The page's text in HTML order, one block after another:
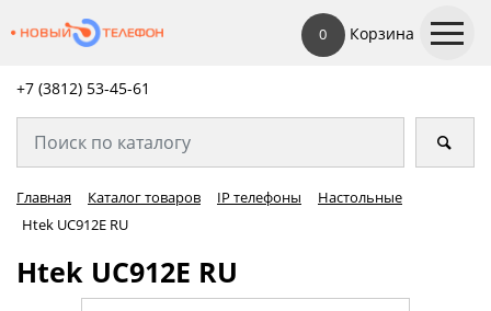
0 Корзина
+7 (3812) 53-45-61
Главная Каталог товаров IP телефоны
Настольные
Htek UC912E RU
Htek UC912E RU